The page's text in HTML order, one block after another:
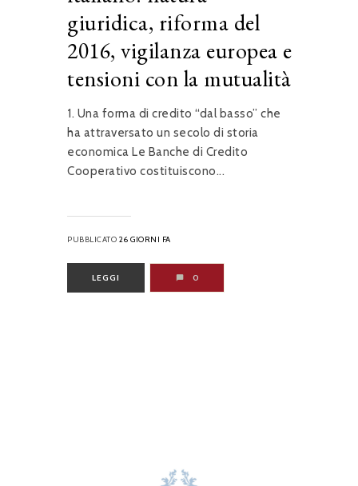
giuridica, riforma del
2016, vigilanza europea e
tensioni con la mutualità
1. Una forma di credito “dal basso” che
ha attraversato un secolo di storia
economica Le Banche di Credito
Cooperativo costituiscono...
PUBBLICATO 26 GIORNI FA
LEGGI 0